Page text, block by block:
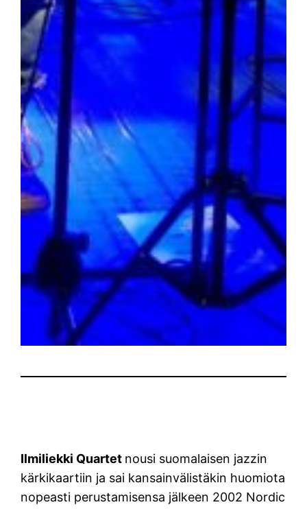
Ilmiliekki Quartet nousi suomalaisen jazzin
kärkikaartiin ja sai kansainvälistäkin huomiota
nopeasti perustamisensa jälkeen 2002 Nordic